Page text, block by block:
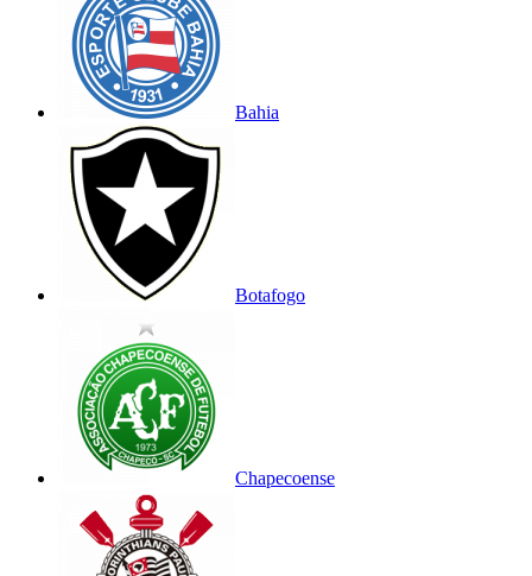
Bahia
Botafogo
Chapecoense